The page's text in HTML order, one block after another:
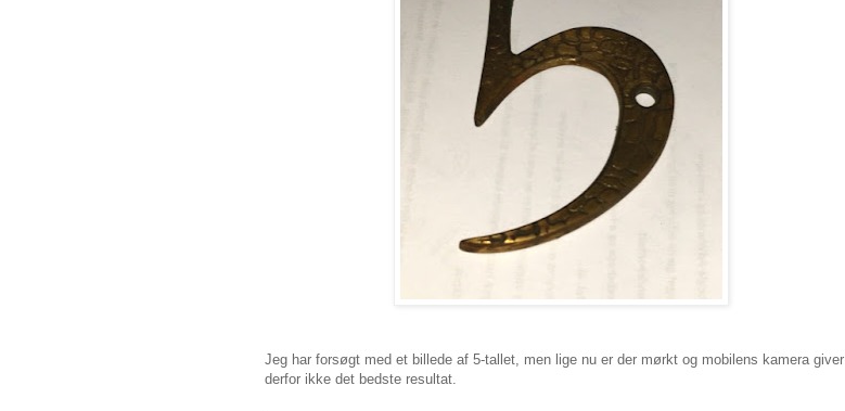
Jeg har forsøgt med et billede af 5-tallet, men lige nu er der mørkt og mobilens kamera giver
derfor ikke det bedste resultat.